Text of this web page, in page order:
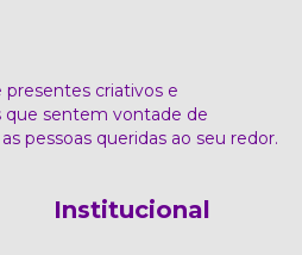
presentes criativos e
que sentem vontade de
pessoas queridas ao seu redor.
Institucional